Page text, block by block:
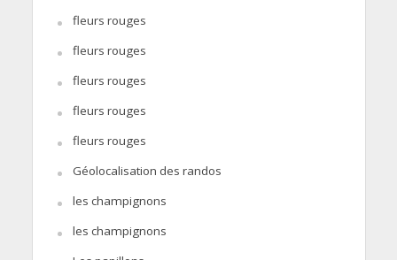
fleurs rouges
fleurs rouges
fleurs rouges
fleurs rouges
fleurs rouges
Géolocalisation des randos
les champignons
les champignons